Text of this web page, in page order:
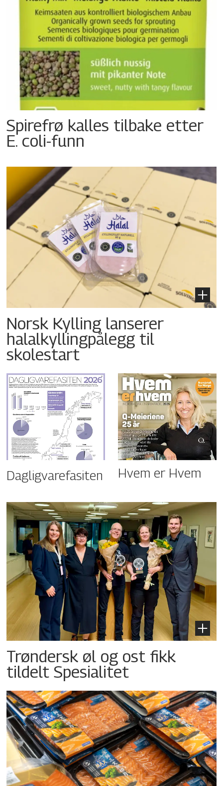
Spirefrø kalles tilbake etter
E. coli-funn
Norsk Kylling lanserer
halalkyllingpålegg til
skolestart
Dagligvarefasiten Hvem er Hvem
Trøndersk øl og ost fikk
tildelt Spesialitet